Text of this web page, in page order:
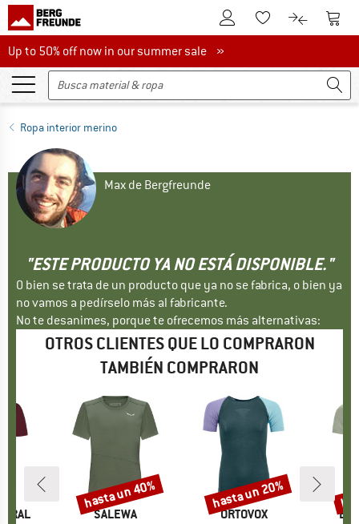
A la cuenta de cliente
A la lista de
A la A la
Up to 50% off now in our summer sale
Up to 50% off now in our summer sale »
Ropa interior merino
Max de Bergfreunde
"ESTE PRODUCTO YA NO ESTÁ DISPONIBLE."
O bien se trata de un producto que ya no se fabrica, o bien ya
no vamos a pedírselo más al fabricante.
No te desanimes, porque te ofrecemos más alternativas:
OTROS CLIENTES QUE LO COMPRARON
TAMBIÉN COMPRARON
MARCA
SALEWA
Descuento
hasta un 40%
MARCA
ORTOVOX
Descuento
hasta un 20%